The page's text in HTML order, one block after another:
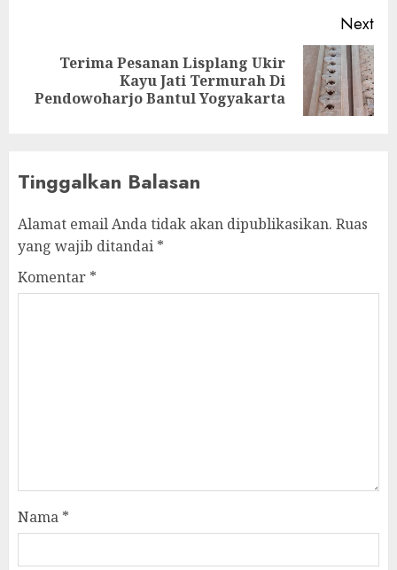
Next
Terima Pesanan Lisplang Ukir
Kayu Jati Termurah Di
Pendowoharjo Bantul Yogyakarta
Tinggalkan Balasan
Alamat email Anda tidak akan dipublikasikan. Ruas
yang wajib ditandai *
Komentar *
Nama *